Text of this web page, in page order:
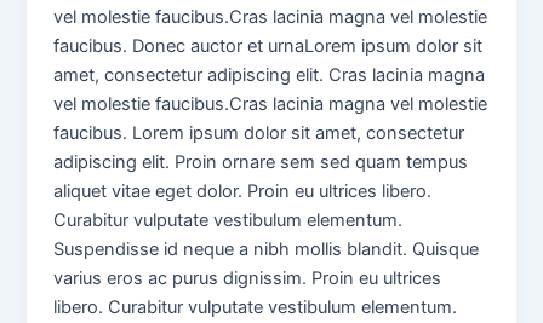
vel molestie faucibus.Cras lacinia magna vel molestie
faucibus. Donec auctor et urnaLorem ipsum dolor sit
amet, consectetur adipiscing elit. Cras lacinia magna
vel molestie faucibus.Cras lacinia magna vel molestie
faucibus. Lorem ipsum dolor sit amet, consectetur
adipiscing elit. Proin ornare sem sed quam tempus
aliquet vitae eget dolor. Proin eu ultrices libero.
Curabitur vulputate vestibulum elementum.
Suspendisse id neque a nibh mollis blandit. Quisque
varius eros ac purus dignissim. Proin eu ultrices
libero. Curabitur vulputate vestibulum elementum.